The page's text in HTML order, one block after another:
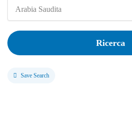
Arabia Saudita
Ricerca
Save Search